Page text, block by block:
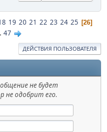
19 20 21 22 23 24 25 26
47
ДЕЙСТВИЯ ПОЛЬЗОВАТЕЛЯ
не будет
не одобрит его.